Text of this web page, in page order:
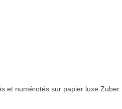
et numérotés sur papier luxe Zuber.